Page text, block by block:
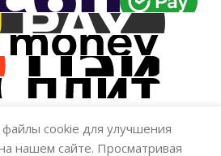
cookie для улучшения
нашем сайте. Просматривая
4 Нет в